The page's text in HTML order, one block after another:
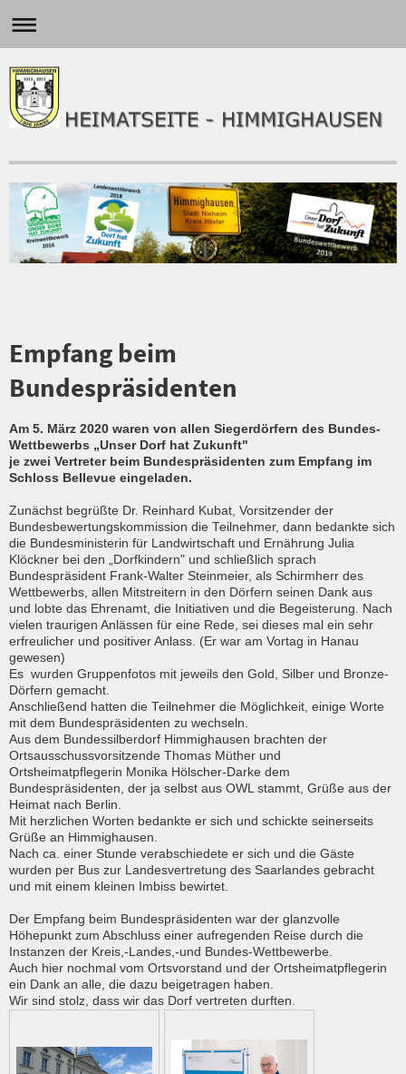
Empfang beim
Bundespräsidenten
Am 5. März 2020 waren von allen Siegerdörfern des Bundes-
Wettbewerbs „Unser Dorf hat Zukunft"
je zwei Vertreter beim Bundespräsidenten zum Empfang im
Schloss Bellevue eingeladen.
Zunächst begrüßte Dr. Reinhard Kubat, Vorsitzender der
Bundesbewertungskommission die Teilnehmer, dann bedankte sich
die Bundesministerin für Landwirtschaft und Ernährung Julia
Klöckner bei den „Dorfkindern" und schließlich sprach
Bundespräsident Frank-Walter Steinmeier, als Schirmherr des
Wettbewerbs, allen Mitstreitern in den Dörfern seinen Dank aus
und lobte das Ehrenamt, die Initiativen und die Begeisterung. Nach
vielen traurigen Anlässen für eine Rede, sei dieses mal ein sehr
erfreulicher und positiver Anlass. (Er war am Vortag in Hanau
gewesen)
Es wurden Gruppenfotos mit jeweils den Gold, Silber und Bronze-
Dörfern gemacht.
Anschließend hatten die Teilnehmer die Möglichkeit, einige Worte
mit dem Bundespräsidenten zu wechseln.
Aus dem Bundessilberdorf Himmighausen brachten der
Ortsausschussvorsitzende Thomas Müther und
Ortsheimatpflegerin Monika Hölscher-Darke dem
Bundespräsidenten, der ja selbst aus OWL stammt, Grüße aus der
Heimat nach Berlin.
Mit herzlichen Worten bedankte er sich und schickte seinerseits
Grüße an Himmighausen.
Nach ca. einer Stunde verabschiedete er sich und die Gäste
wurden per Bus zur Landesvertretung des Saarlandes gebracht
und mit einem kleinen Imbiss bewirtet.
Der Empfang beim Bundespräsidenten war der glanzvolle
Höhepunkt zum Abschluss einer aufregenden Reise durch die
Instanzen der Kreis,-Landes,-und Bundes-Wettbewerbe.
Auch hier nochmal vom Ortsvorstand und der Ortsheimatpflegerin
ein Dank an alle, die dazu beigetragen haben.
Wir sind stolz, dass wir das Dorf vertreten durften.